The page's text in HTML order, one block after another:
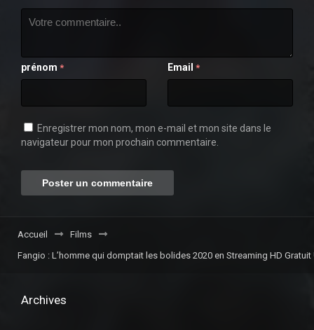
prénom * Email *
Enregistrer mon nom, mon e-mail et mon site dans le
navigateur pour mon prochain commentaire.
Accueil
Films
Fangio : L’homme qui domptait les bolides 2020 en Streaming HD Gratuit
Archives